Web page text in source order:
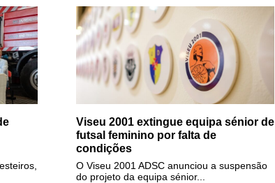
Viseu 2001 extingue equipa sénior de
futsal feminino por falta de
condições
O Viseu 2001 ADSC anunciou a suspensão
do projeto da equipa sénior...